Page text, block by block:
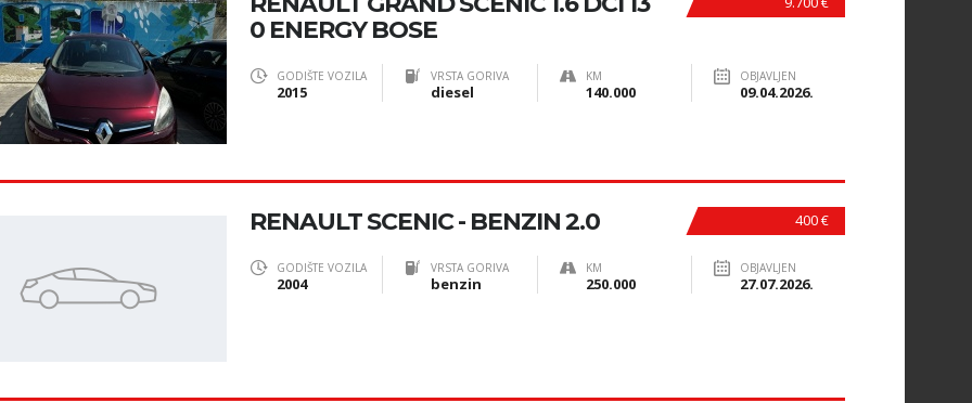
0 ENERGY BOSE
GODIŠTE VOZILA
2015
VRSTA GORIVA
diesel
KM
140.000
OBJAVLJEN
09.04.2026.
400 €
RENAULT SCENIC - BENZIN 2.0
GODIŠTE VOZILA
2004
VRSTA GORIVA
benzin
KM
250.000
OBJAVLJEN
27.07.2026.